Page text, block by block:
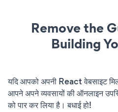
Remove the
Building
यदि आपको अपनी React वेबसाइट
आपने अपने व्यवसायों की ऑनलाइन
को पार कर लिया है। बधाई हो!